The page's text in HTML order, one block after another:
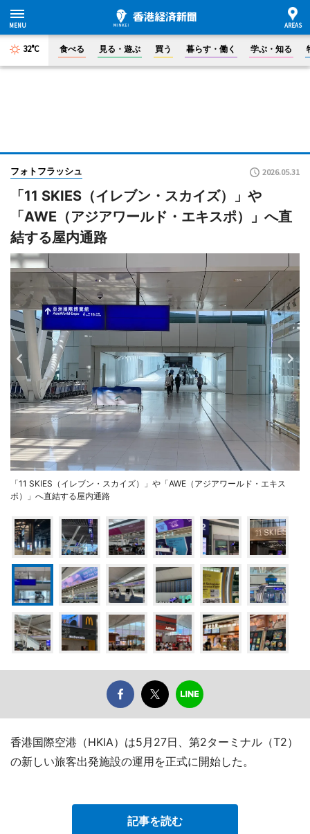
32°C 食べる 見る・遊ぶ 買う 暮らす・働く 学ぶ・知る
フォトフラッシュ 2026.05.31
「11 SKIES（イレブン・スカイズ）」や
「AWE（アジアワールド・エキスポ）」へ直
結する屋内通路
「11 SKIES（イレブン・スカイズ）」や「AWE（アジアワールド・エキス
ポ）」へ直結する屋内通路
香港国際空港（HKIA）は5月27日、第2ターミナル（T2）
の新しい旅客出発施設の運用を正式に開始した。
記事を読む